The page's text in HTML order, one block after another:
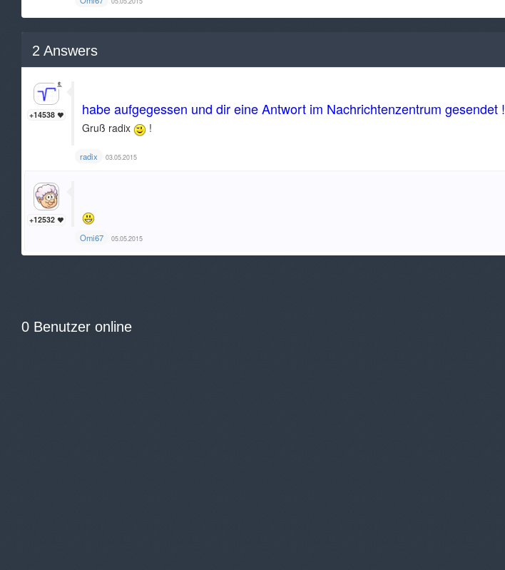
2 Answers
+14538 habe aufgegessen und dir eine Antwort im Nachrichtenzentrum gesendet !
Gruß radix !
radix 03.05.2015
+12532
Omi67 05.05.2015
0 Benutzer online